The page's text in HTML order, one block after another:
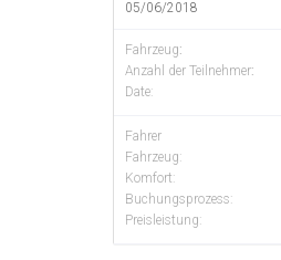
05/06/2018
Fahrzeug:
Anzahl der Teilnehmer:
Date:
Fahrer
Fahrzeug:
Komfort:
Buchungsprozess:
Preisleistung: